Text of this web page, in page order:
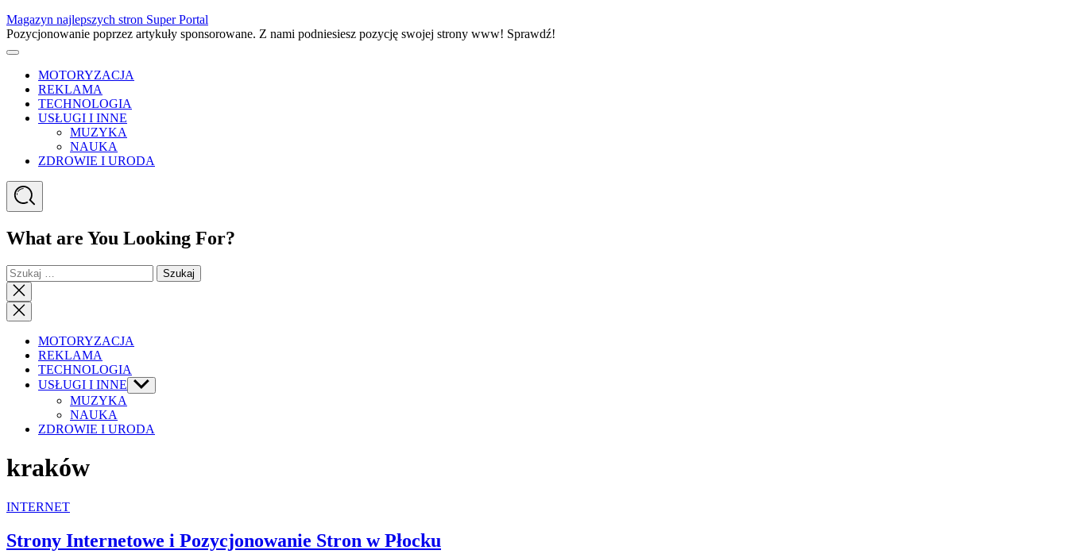
Skip
to
content
Magazyn najlepszych stron Super Portal
Pozycjonowanie poprzez artykuły sponsorowane. Z nami podniesiesz pozycję swojej strony www! Sprawdź!
Menu
MOTORYZACJA
REKLAMA
TECHNOLOGIA
USŁUGI I INNE
MUZYKA
NAUKA
ZDROWIE I URODA
Search
What are You Looking For?
Szukaj:
Close
search
Close
Menu
MOTORYZACJA
REKLAMA
TECHNOLOGIA
USŁUGI I INNE Show
sub
MUZYKA
NAUKA
ZDROWIE I URODA
kraków
Categories
INTERNET
Strony Internetowe i Pozycjonowanie Stron w Płocku